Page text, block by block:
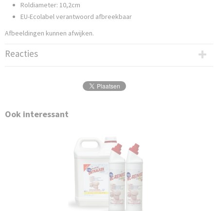
Roldiameter: 10,2cm
EU-Ecolabel verantwoord afbreekbaar
Afbeeldingen kunnen afwijken.
Reacties
Ook interessant